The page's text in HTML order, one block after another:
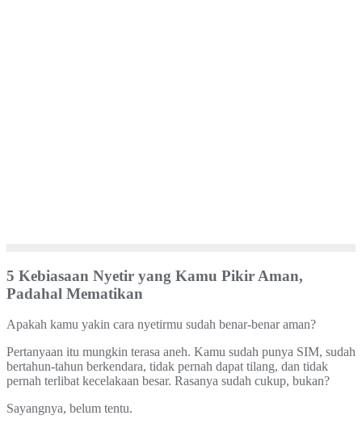
5 Kebiasaan Nyetir yang Kamu Pikir Aman,
Padahal Mematikan
Apakah kamu yakin cara nyetirmu sudah benar-benar aman?
Pertanyaan itu mungkin terasa aneh. Kamu sudah punya SIM, sudah
bertahun-tahun berkendara, tidak pernah dapat tilang, dan tidak
pernah terlibat kecelakaan besar. Rasanya sudah cukup, bukan?
Sayangnya, belum tentu.